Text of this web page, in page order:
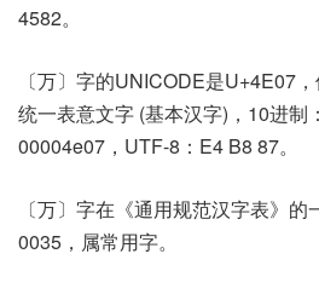
4582。
〔万〕字的UNICODE是U+4E07
统一表意文字 (基本汉字)，10进制
00004e07，UTF-8：E4 B8 87。
〔万〕字在《通用规范汉字表》
0035，属常用字。